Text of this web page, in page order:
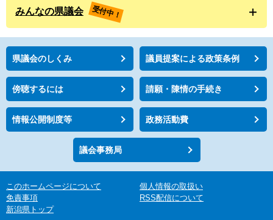
みんなの県議会 受付中！
県議会のしくみ 議員提案による政策条例
傍聴するには 請願・陳情の手続き
情報公開制度等 政務活動費
議会事務局
このホームページについて
個人情報の取扱い
免責事項
RSS配信について
新潟県トップ